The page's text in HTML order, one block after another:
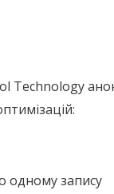
Technology
одному запису